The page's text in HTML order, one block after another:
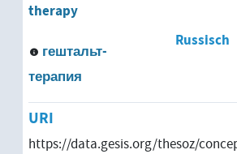
therapy
Russisch
гештальт-
терапия
URI
https://data.gesis.org/thesoz/